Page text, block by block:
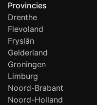
Provincies
Drenthe
Flevoland
Fryslân
Gelderland
Groningen
Limburg
Noord-Brabant
Noord-Holland